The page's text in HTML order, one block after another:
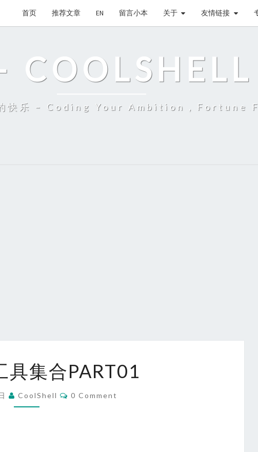
首页 推荐文章 EN 留言小本 关于 友情链接
的快乐 – Coding Your Ambition，Fortune
率
具集合PART01
CoolShell Comments
0 Comment